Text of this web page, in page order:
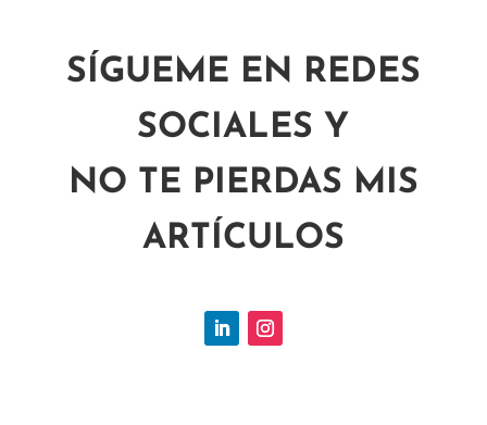
SÍGUEME EN REDES
SOCIALES Y
NO TE PIERDAS MIS
ARTÍCULOS